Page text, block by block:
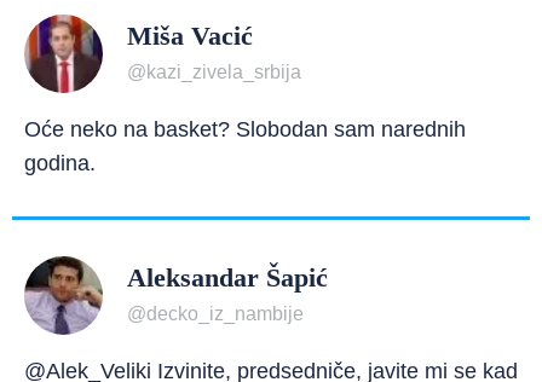
Miša Vacić
@kazi_zivela_srbija
Oće neko na basket? Slobodan sam narednih
godina.
Aleksandar Šapić
@decko_iz_nambije
@Alek_Veliki Izvinite, predsedniče, javite mi se kad